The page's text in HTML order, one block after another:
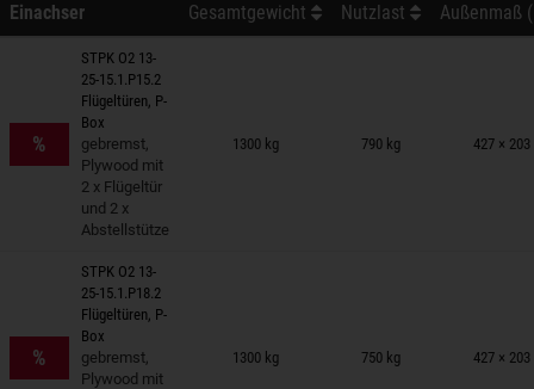
Einachser Gesamtgewicht Nutzlast Außenmaß
%
STPK O2 13-
25-15.1.P15.2
Flügeltüren, P-
Box
gebremst,
Plywood mit
2 x Flügeltür
und 2 x
Abstellstütze
1300 kg 790 kg 427 ×
auf Merkzettel
%
STPK O2 13-
25-15.1.P18.2
Flügeltüren, P-
Box
gebremst,
Plywood mit
1300 kg 750 kg 427 ×
auf Merkzettel